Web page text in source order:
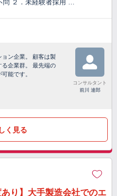
問 ２．未経験者採用 …
ン企業。 顧客は製
企業群。 最先端の
能です。
コンサルタント
前川 達郎
く見る
あり】大手製造会社でのエ